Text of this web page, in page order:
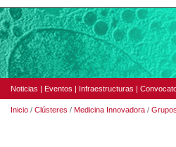
Noticias | Eventos | Infraestructuras |
Inicio / Clústeres / Medicina Innovadora /